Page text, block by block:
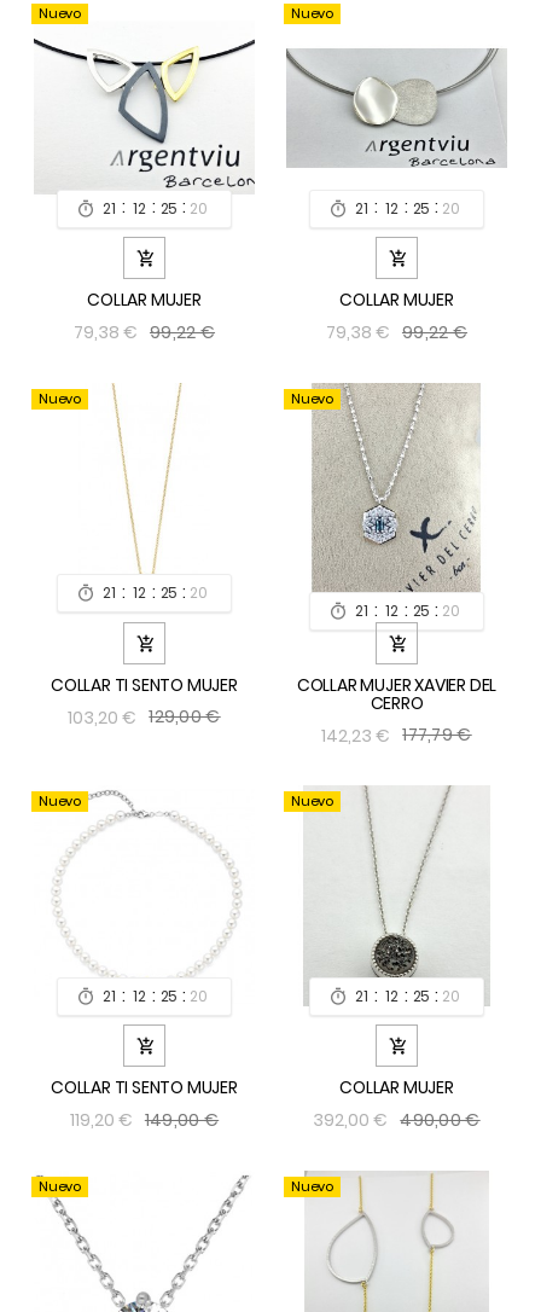
Nuevo
 21 : 12 : 25 : 19

COLLAR MUJER
79,38 € 99,22 €
Nuevo
 21 : 12 : 25 : 19

COLLAR MUJER
79,38 € 99,22 €
Nuevo
 21 : 12 : 25 : 19

COLLAR TI SENTO MUJER
103,20 € 129,00 €
Nuevo
 21 : 12 : 25 : 19

COLLAR MUJER XAVIER DEL
CERRO
142,23 € 177,79 €
Nuevo
 21 : 12 : 25 : 19

COLLAR TI SENTO MUJER
119,20 € 149,00 €
Nuevo
 21 : 12 : 25 : 19

COLLAR MUJER
392,00 € 490,00 €
Nuevo Nuevo